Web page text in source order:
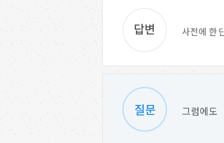
사전에 한
그럼에도